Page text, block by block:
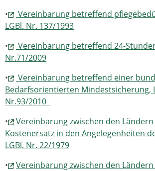
•
Vereinbarung betreffend
LGBl. Nr. 137/1993
•
Vereinbarung betreffend 24-
Nr.71/2009
•
Vereinbarung betreffend einer
Bedarfsorientierten Mindestsicherung,
Nr.93/2010
•
Vereinbarung zwischen den
Kostenersatz in den Angelegenheiten
LGBl. Nr. 22/1979
•
Vereinbarung zwischen den